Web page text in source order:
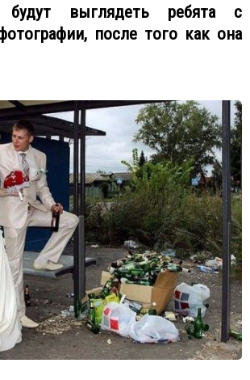
выглядеть ребята с
после того как она